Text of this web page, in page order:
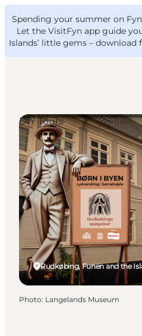
Spending your summer on
Let the VisitFyn app guide
Islands’ little gems – download
Things to do
Outdoor and bike
Where to eat
Where to stay
VisitFyn
Deutsch
Rudkøbing, Funen and the
DIY Tours
Photo: Langelands Museum